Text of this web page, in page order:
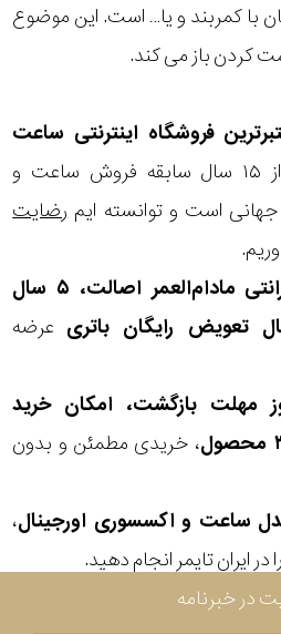
با کمربند و یا… است. این موضوع
کردن باز می کند.
فروشگاه اینترنتی ساعت
با بیش از ۱۵ سال سابقه فروش ساعت و
رضایت
گارانتی مادام‌العمر اصالت، ۵ سال
عرضه
رایگان، ۳۰ روز مهلت بازگشت، امکان خرید
، خریدی مطمئن و بدون
،
ایران تایمر انجام دهید.
در خبرنامه